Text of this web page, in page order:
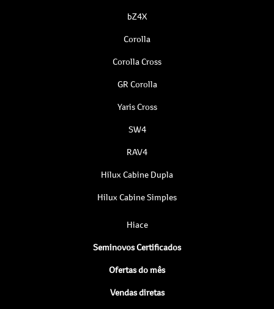
bZ4X
Corolla
Corolla Cross
GR Corolla
Yaris Cross
SW4
RAV4
Hilux Cabine Dupla
Hilux Cabine Simples
Hiace
Seminovos Certificados
Ofertas do mês
Vendas diretas